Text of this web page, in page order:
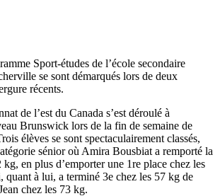
Sport-études de l’école secondaire
se sont démarqués lors de deux
récents.
de l’est du Canada s’est déroulé à
Brunswick lors de la fin de semaine de
élèves se sont spectaculairement classés,
sénior où Amira Bousbiat a remporté la
kg, en plus d’emporter une 1re place chez les
quant à lui, a terminé 3e chez les 57 kg de
chez les 73 kg.